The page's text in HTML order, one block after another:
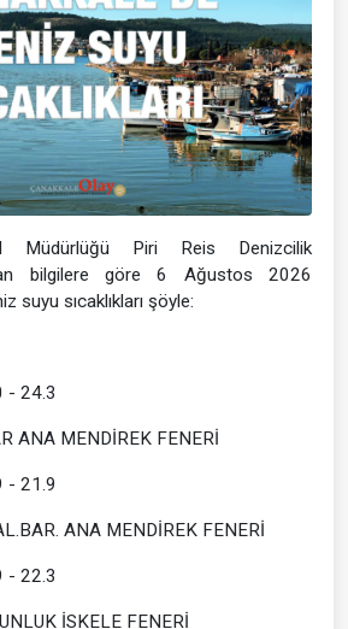
Müdürlüğü Piri Reis Denizcilik
bilgilere göre 6 Ağustos 2026
suyu sıcaklıkları şöyle:
- 24.3
ANA MENDİREK FENERİ
- 21.9
ANA MENDİREK FENERİ
- 22.3
İSKELE FENERİ